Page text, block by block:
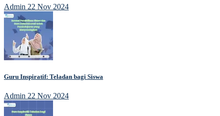
Admin 22 Nov 2024
Guru Inspiratif: Teladan bagi Siswa
Admin 22 Nov 2024